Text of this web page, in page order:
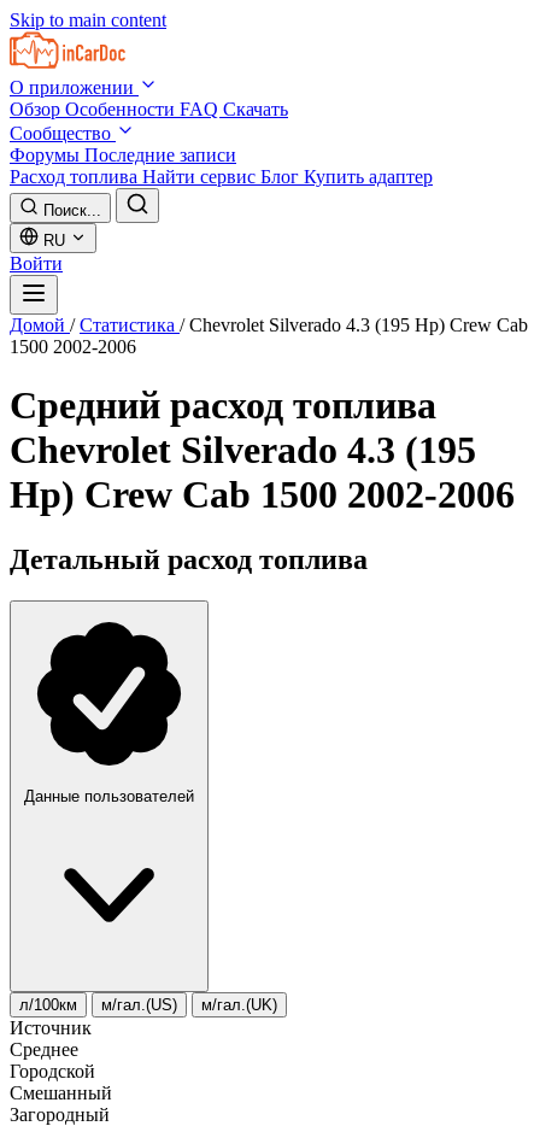
Skip to main content
О приложении
Обзор Особенности FAQ Скачать
Сообщество
Форумы Последние записи
Расход топлива Найти сервис Блог Купить адаптер
Поиск...
RU
Войти
Домой / Статистика / Chevrolet Silverado 4.3 (195 Hp) Crew Cab
1500 2002-2006
Средний расход топлива
Chevrolet Silverado 4.3 (195
Hp) Crew Cab 1500 2002-2006
Детальный расход топлива
Данные пользователей
л/100км м/гал.(US) м/гал.(UK)
Источник
Среднее
Городской
Смешанный
Загородный